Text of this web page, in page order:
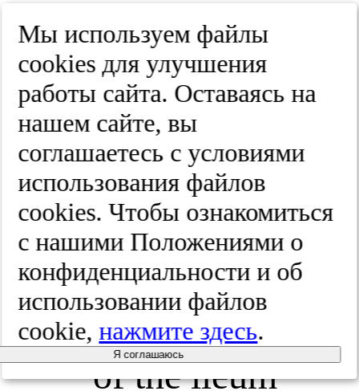
O’Brien JJ,
Tilson
MD. Water
absorption
in experimental
closed
segment
obstruction
of the ileum
Мы используем файлы
cооkies для улучшения
работы сайта. Оставаясь на
нашем сайте, вы
соглашаетесь с условиями
использования файлов
cооkies. Чтобы ознакомиться
с нашими Положениями о
конфиденциальности и об
использовании файлов
cookie,нажмите здесь.
Я соглашаюсь